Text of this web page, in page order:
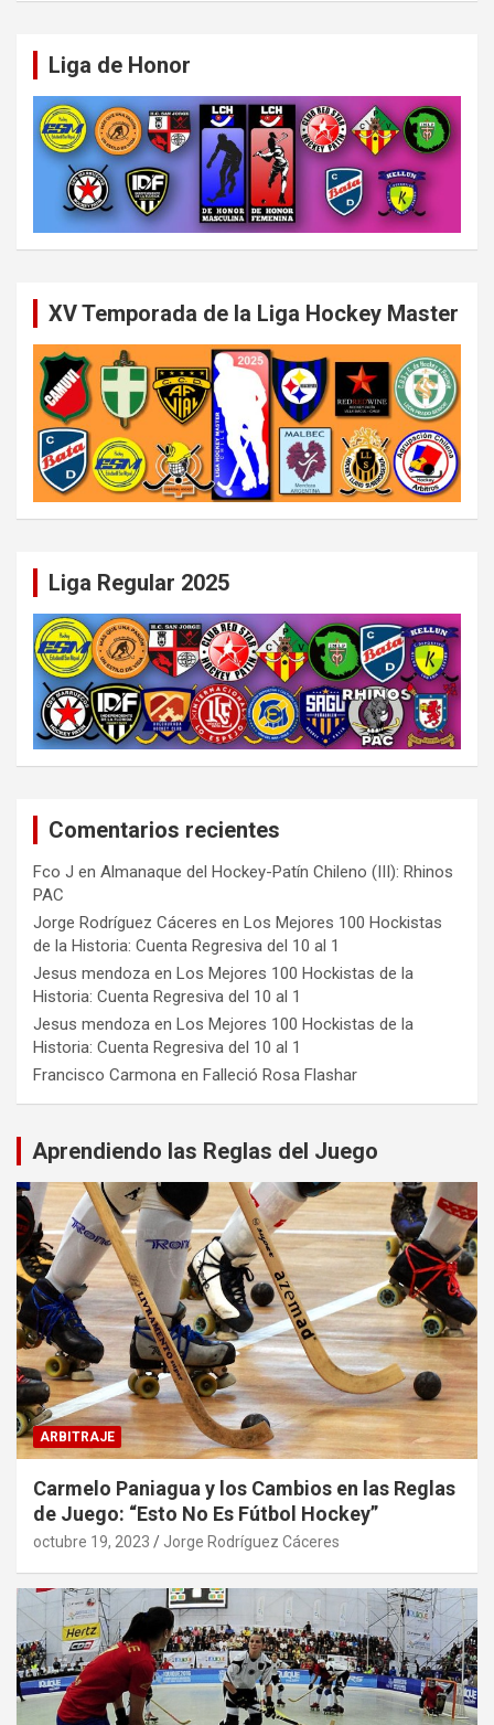
Liga de Honor
XV Temporada de la Liga Hockey Master
Liga Regular 2025
Comentarios recientes
Fco J en Almanaque del Hockey-Patín Chileno (III): Rhinos
PAC
Jorge Rodríguez Cáceres en Los Mejores 100 Hockistas
de la Historia: Cuenta Regresiva del 10 al 1
Jesus mendoza en Los Mejores 100 Hockistas de la
Historia: Cuenta Regresiva del 10 al 1
Jesus mendoza en Los Mejores 100 Hockistas de la
Historia: Cuenta Regresiva del 10 al 1
Francisco Carmona en Falleció Rosa Flashar
Aprendiendo las Reglas del Juego
ARBITRAJE
Carmelo Paniagua y los Cambios en las Reglas
de Juego: “Esto No Es Fútbol Hockey”
octubre 19, 2023 Jorge Rodríguez Cáceres